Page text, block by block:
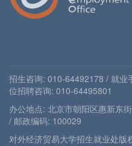
招生咨询: 010-64492178 / 就
位招聘咨询: 010-64495801
办公地点: 北京市朝阳区惠新东
/ 邮政编码: 100029
对外经济贸易大学招生就业处